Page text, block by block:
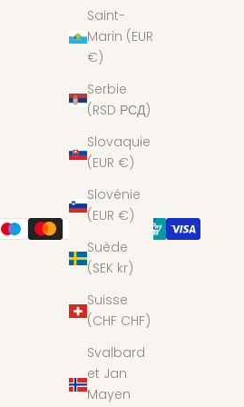
Saint-
Marin (EUR
€)
Serbie
(RSD РСД)
Slovaquie
(EUR €)
Slovénie
(EUR €)
Suède
(SEK kr)
Suisse
(CHF CHF)
Svalbard
et Jan
Mayen